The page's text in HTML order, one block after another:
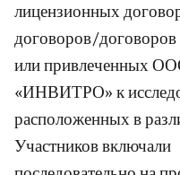
лицензионных
договоров/договоров
или привлеченных
«ИНВИТРО» к
расположенных в
Участников включали